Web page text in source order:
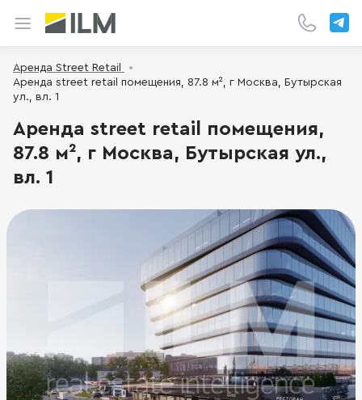
Аренда Street Retail
Аренда street retail помещения, 87.8 м², г Москва, Бутырская
ул., вл. 1
Аренда street retail помещения,
87.8 м², г Москва, Бутырская ул.,
вл. 1